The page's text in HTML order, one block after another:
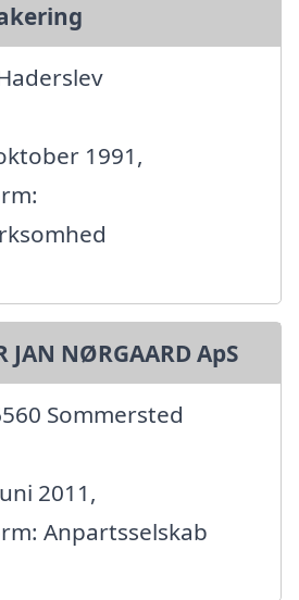
1991,
JAN NØRGAARD ApS
Sommersted
2011,
Anpartsselskab